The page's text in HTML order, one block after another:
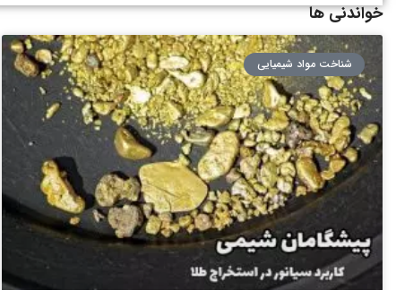
خواندنی ها
شناخت مواد شیمیایی